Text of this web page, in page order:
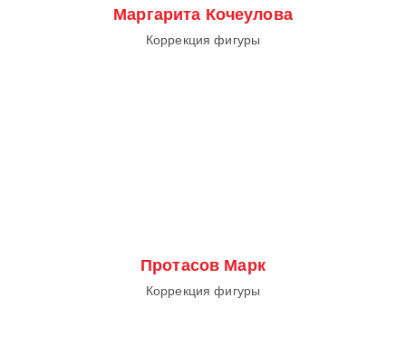
Маргарита Кочеулова
Коррекция фигуры
Протасов Марк
Коррекция фигуры